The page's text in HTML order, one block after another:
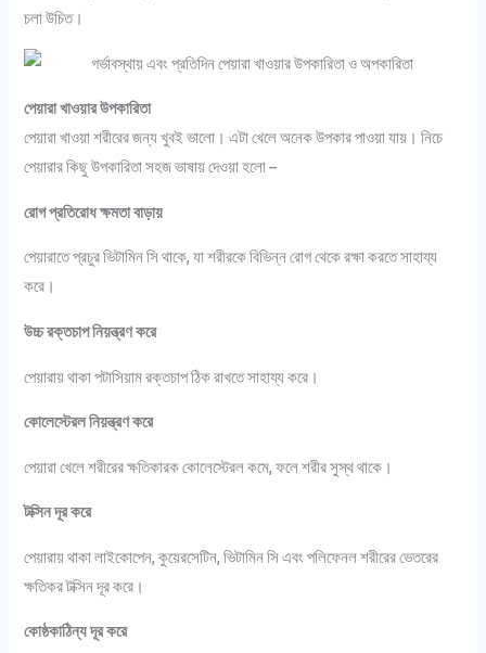
চলা উচিত।
পেয়ারা খাওয়ার উপকারিতা
পেয়ারা খাওয়া শরীরের জন্য খুবই ভালো। এটা খেলে অনেক উপকার পাওয়া যায়। নিচে
পেয়ারার কিছু উপকারিতা সহজ ভাষায় দেওয়া হলো –
রোগ প্রতিরোধ ক্ষমতা বাড়ায়
পেয়ারাতে প্রচুর ভিটামিন সি থাকে, যা শরীরকে বিভিন্ন রোগ থেকে রক্ষা করতে সাহায্য
করে।
উচ্চ রক্তচাপ নিয়ন্ত্রণ করে
পেয়ারায় থাকা পটাসিয়াম রক্তচাপ ঠিক রাখতে সাহায্য করে।
কোলেস্টেরল নিয়ন্ত্রণ করে
পেয়ারা খেলে শরীরের ক্ষতিকারক কোলেস্টেরল কমে, ফলে শরীর সুস্থ থাকে।
টক্সিন দূর করে
পেয়ারায় থাকা লাইকোপেন, কুয়েরসেটিন, ভিটামিন সি এবং পলিফেনল শরীরের ভেতরের
ক্ষতিকর টক্সিন দূর করে।
কোষ্ঠকাঠিন্য দূর করে